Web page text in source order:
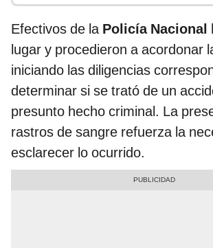
Efectivos de la Policía Nacional
lugar y procedieron a acordonar
iniciando las diligencias
determinar si se trató de un
presunto hecho criminal. La
rastros de sangre refuerza la
esclarecer lo ocurrido.